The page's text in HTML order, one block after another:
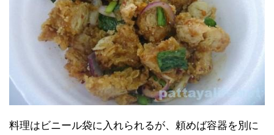
料理はビニール袋に入れられるが、頼めば容器を別に